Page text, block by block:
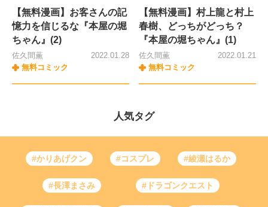
【無料漫画】お客さんの記
憶力を信じるな『本屋の堀
ちゃん』(2)
佐久間薫
無料コミック
2022.01.28
【無料漫画】村上龍と村上
春樹、どっちがどっち？
『本屋の堀ちゃん』(1)
佐久間薫
無料コミック
2022.01.21
人気タグ
#かりあげクン #コスプレ #綾瀬はるか
#長澤まさみ #ドラゴンクエスト